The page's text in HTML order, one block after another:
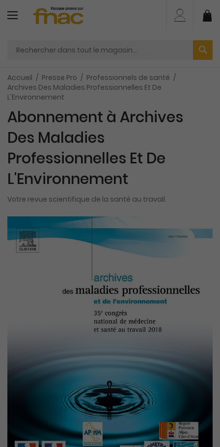
contenu
Accueil Presse Pro
Professionnels de santé
Archives Des Maladies Professionnelles Et De
L'Environnement
Abonnement à Archives
Des Maladies
Professionnelles Et De
L'Environnement
Votre revue scientifique de la santé au travail.